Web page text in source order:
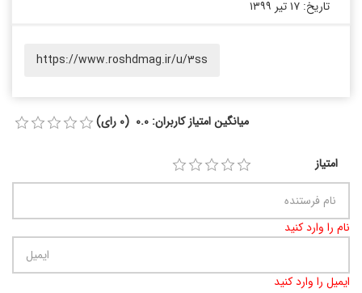
تاریخ: ۱۷ تیر ۱۳۹۹
https://www.roshdmag.ir/u/3ss
میانگین امتیاز کاربران: 0.0 (0 رای)
امتیاز
نام را وارد کنید
ایمیل را وارد کنید